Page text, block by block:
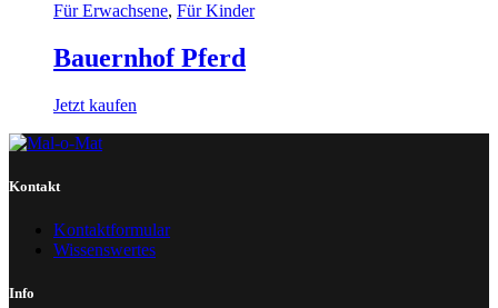
Für Erwachsene, Für Kinder
Bauernhof Pferd
Jetzt kaufen
Kontakt
Kontaktformular
Wissenswertes
Info